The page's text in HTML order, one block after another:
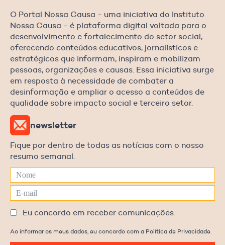
O Portal Nossa Causa - uma iniciativa do Instituto
Nossa Causa - é plataforma digital voltada para o
desenvolvimento e fortalecimento do setor social,
oferecendo conteúdos educativos, jornalísticos e
estratégicos que informam, inspiram e mobilizam
pessoas, organizações e causas. Essa iniciativa surge
em resposta à necessidade de combater a
desinformação e ampliar o acesso a conteúdos de
qualidade sobre impacto social e terceiro setor.
newsletter
Fique por dentro de todas as notícias com o nosso
resumo semanal.
Eu concordo em receber comunicações.
Ao informar os meus dados, eu concordo com a Política de Privacidade.